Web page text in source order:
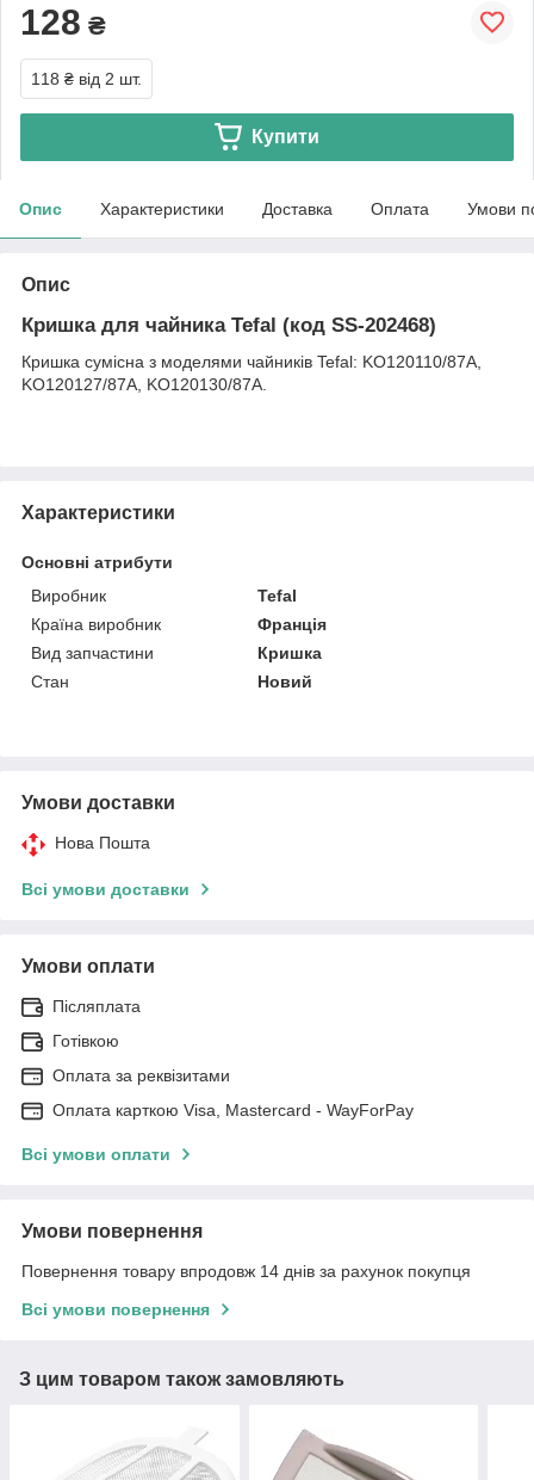
128 ₴
118 ₴ від 2 шт.
Купити
Опис Характеристики Доставка Оплата Умови
Опис
Кришка для чайника Tefal (код SS-202468)
Кришка сумісна з моделями чайників Tefal: KO120110/87A,
KO120127/87A, KO120130/87A.
Характеристики
Основні атрибути
Виробник
Tefal
Країна виробник
Франція
Вид запчастини
Кришка
Стан
Новий
Умови доставки
Нова Пошта
Всі умови доставки
Умови оплати
Післяплата
Готівкою
Оплата за реквізитами
Оплата карткою Visa, Mastercard - WayForPay
Всі умови оплати
Умови повернення
Повернення товару впродовж 14 днів за рахунок покупця
Всі умови повернення
З цим товаром також замовляють